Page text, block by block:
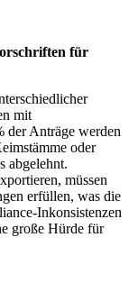
für
mit
der Anträge werden
oder
abgelehnt.
müssen
erfüllen, was die
Inkonsistenzen
große Hürde für